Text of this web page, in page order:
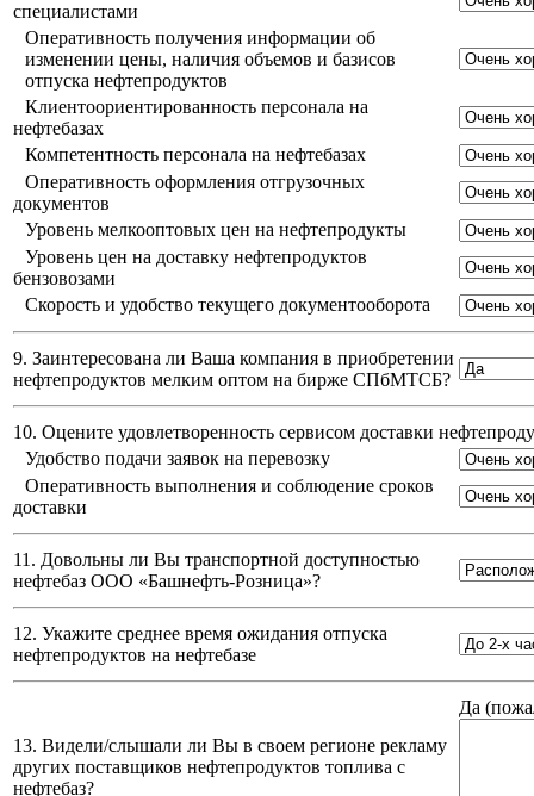
специалистами
Оперативность получения информации об
изменении цены, наличия объемов и базисов
отпуска нефтепродуктов
Клиентоориентированность персонала на
нефтебазах
Компетентность персонала на нефтебазах
Оперативность оформления отгрузочных
документов
Уровень мелкооптовых цен на нефтепродукты
Уровень цен на доставку нефтепродуктов
бензовозами
Скорость и удобство текущего документооборота
9. Заинтересована ли Ваша компания в приобретении
нефтепродуктов мелким оптом на бирже СПбМТСБ?
10. Оцените удовлетворенность сервисом доставки
Удобство подачи заявок на перевозку
Оперативность выполнения и соблюдение сроков
доставки
11. Довольны ли Вы транспортной доступностью
нефтебаз ООО «Башнефть-Розница»?
12. Укажите среднее время ожидания отпуска
нефтепродуктов на нефтебазе
13. Видели/слышали ли Вы в своем регионе рекламу
других поставщиков нефтепродуктов топлива с
нефтебаз?
Да (